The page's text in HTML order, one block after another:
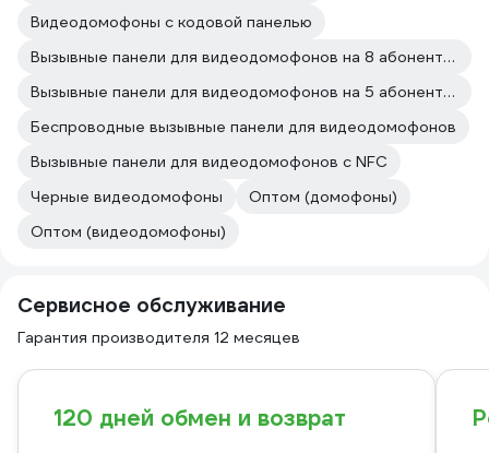
Видеодомофоны с кодовой панелью
Вызывные панели для видеодомофонов на 8 абонентов
Вызывные панели для видеодомофонов на 5 абонентов
Беспроводные вызывные панели для видеодомофонов
Вызывные панели для видеодомофонов с NFC
Черные видеодомофоны
Оптом (домофоны)
Оптом (видеодомофоны)
Сервисное обслуживание
Гарантия производителя 12 месяцев
120 дней обмен и возврат